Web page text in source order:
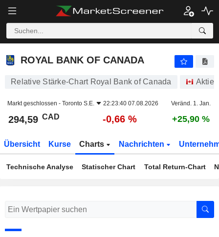
ROYAL BANK OF CANADA
ROYAL BANK OF CANADA
Relative Stärke-Chart Royal Bank of Canada Aktien
Markt geschlossen - Toronto S.E. 22:23:40 07.08.2026 Veränd. 1. Jan.
294,59 CAD -0,66 % +25,90 %
Übersicht Kurse Charts Nachrichten
Technische Analyse Statischer Chart Total Return-Chart